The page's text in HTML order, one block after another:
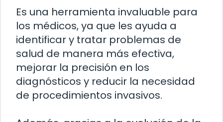
Es una herramienta invaluable para
los médicos, ya que les ayuda a
identificar y tratar problemas de
salud de manera más efectiva,
mejorar la precisión en los
diagnósticos y reducir la necesidad
de procedimientos invasivos.